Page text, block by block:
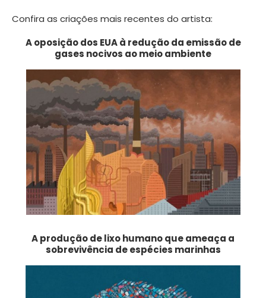
Confira as criações mais recentes do artista:
A oposição dos EUA à redução da emissão de
gases nocivos ao meio ambiente
A produção de lixo humano que ameaça a
sobrevivência de espécies marinhas